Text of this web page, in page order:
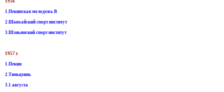
1956
1.Пекинская молодежь B
2.Шанхайский спорт институт
3.Шэньянский спорт институт
1957 г.
1.Пекин
2.Тяньцзинь
3.1 августа